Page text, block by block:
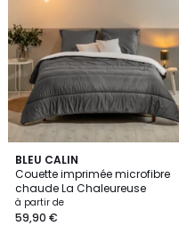
BLEU CALIN
Couette imprimée microfibre
chaude La Chaleureuse
à partir de
59,90 €
4,6
/ 5